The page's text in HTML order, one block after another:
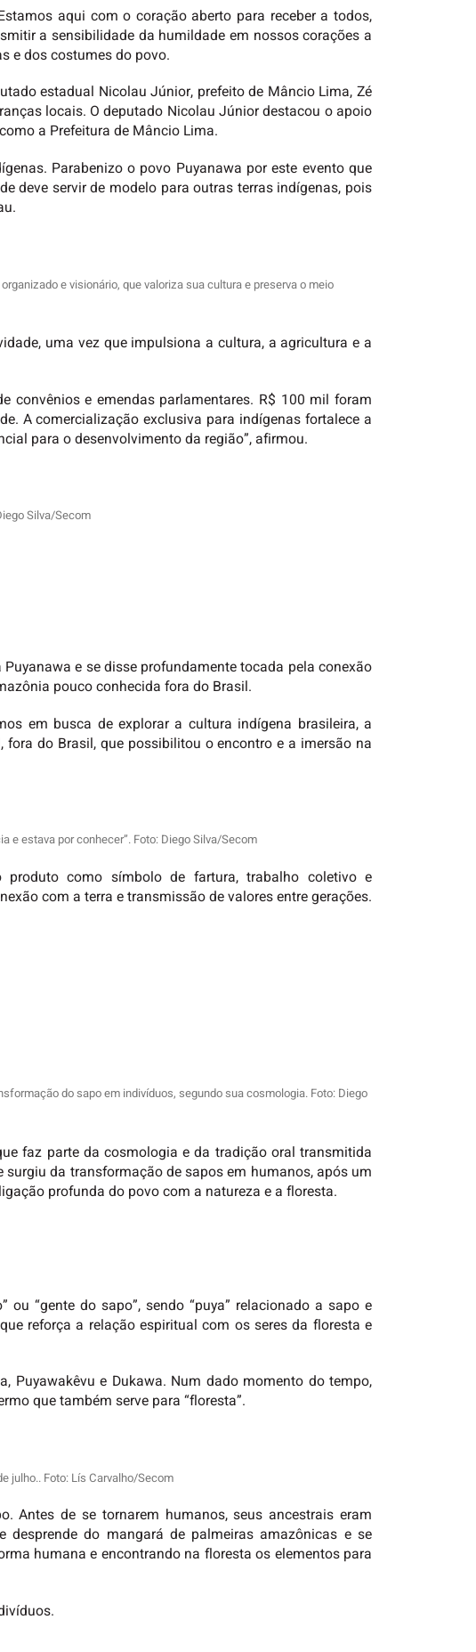
aqui com o coração aberto para receber a todos,
a sensibilidade da humildade em nossos corações a
e dos costumes do povo.
estadual Nicolau Júnior, prefeito de Mâncio Lima, Zé
locais. O deputado Nicolau Júnior destacou o apoio
a Prefeitura de Mâncio Lima.
Parabenizo o povo Puyanawa por este evento que
deve servir de modelo para outras terras indígenas, pois
e visionário, que valoriza sua cultura e preserva o meio
uma vez que impulsiona a cultura, a agricultura e a
convênios e emendas parlamentares. R$ 100 mil foram
A comercialização exclusiva para indígenas fortalece a
para o desenvolvimento da região”, afirmou.
Silva/Secom
e se disse profundamente tocada pela conexão
pouco conhecida fora do Brasil.
em busca de explorar a cultura indígena brasileira, a
do Brasil, que possibilitou o encontro e a imersão na
e estava por conhecer”. Foto: Diego Silva/Secom
produto como símbolo de fartura, trabalho coletivo e
com a terra e transmissão de valores entre gerações.
do sapo em indivíduos, segundo sua cosmologia. Foto: Diego
faz parte da cosmologia e da tradição oral transmitida
da transformação de sapos em humanos, após um
profunda do povo com a natureza e a floresta.
“gente do sapo”, sendo “puya” relacionado a sapo e
reforça a relação espiritual com os seres da floresta e
Puyawakêvu e Dukawa. Num dado momento do tempo,
que também serve para “floresta”.
julho.. Foto: Lís Carvalho/Secom
Antes de se tornarem humanos, seus ancestrais eram
do mangará de palmeiras amazônicas e se
humana e encontrando na floresta os elementos para